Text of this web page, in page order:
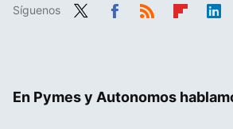
Síguenos
En Pymes y Autonomos